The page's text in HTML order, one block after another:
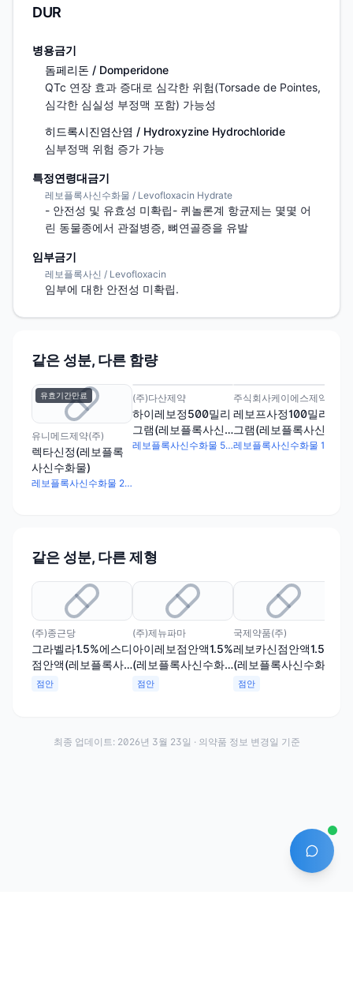
DUR
병용금기
돔페리돈 / Domperidone
QTc 연장 효과 증대로 심각한 위험(Torsade de Pointes,
심각한 심실성 부정맥 포함) 가능성
히드록시진염산염 / Hydroxyzine Hydrochloride
심부정맥 위험 증가 가능
특정연령대금기
레보플록사신수화물 / Levofloxacin Hydrate
- 안전성 및 유효성 미확립- 퀴놀론계 항균제는 몇몇 어
린 동물종에서 관절병증, 뼈연골증을 유발
임부금기
레보플록사신 / Levofloxacin
임부에 대한 안전성 미확립.
같은 성분, 다른 함량
유효기간만료
유니메드제약(주)
렉타신정(레보플록
사신수화물)
레보플록사신수화물 200mg
(주)다산제약
하이레보정500밀리
그램(레보플록사신
수화물)
레보플록사신수화물 512.3mg
주식회사케이에스제약
레보프사정100밀리
그램(레보플록사신
수화물)
같은 성분, 다른 제형
(주)종근당
그라벨라1.5%에스디
점안액(레보플록사
신수화물)(1회용)
점안
(주)제뉴파마
아이레보점안액1.5%
(레보플록사신수화
물)
점안
국제약품(주)
레보카신점안액1.5%
(레보플록사신수화
물)(1회용)
점안
AI 에이
최종 업데이트: 2026년 3월 23일 · 의약품 정보 변경일 기준